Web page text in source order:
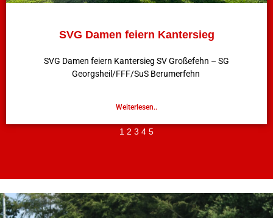
SVG Damen feiern Kantersieg
SVG Damen feiern Kantersieg SV Großefehn – SG
Georgsheil/FFF/SuS Berumerfehn
Weiterlesen..
1 2 3 4 5